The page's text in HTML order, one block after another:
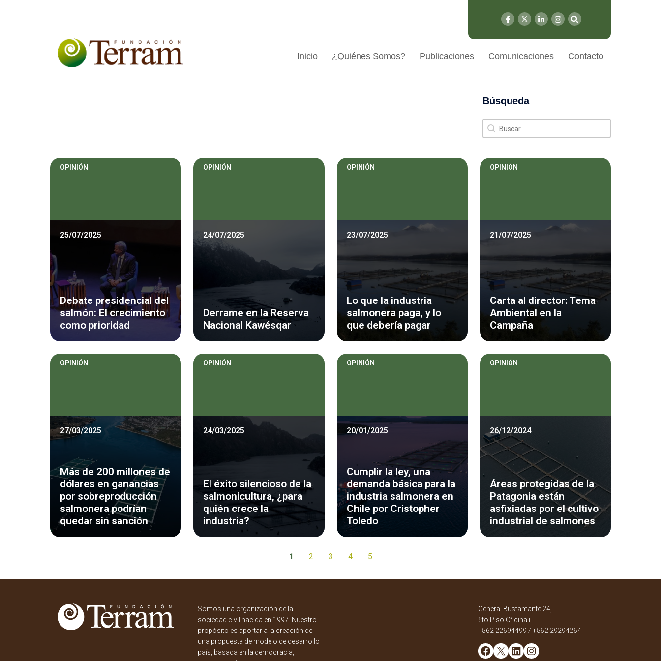
Inicio ¿Quiénes Somos? Publicaciones Comunicaciones Contacto
Búsqueda
Búsqueda
Búsqueda
OPINIÓN
25/07/2025
Debate presidencial del
salmón: El crecimiento
como prioridad
OPINIÓN
24/07/2025
Derrame en la Reserva
Nacional Kawésqar
OPINIÓN
23/07/2025
Lo que la industria
salmonera paga, y lo
que debería pagar
OPINIÓN
21/07/2025
Carta al director: Tema
Ambiental en la
Campaña
OPINIÓN
27/03/2025
Más de 200 millones de
dólares en ganancias
por sobreproducción
salmonera podrían
quedar sin sanción
OPINIÓN
24/03/2025
El éxito silencioso de la
salmonicultura, ¿para
quién crece la
industria?
OPINIÓN
20/01/2025
Cumplir la ley, una
demanda básica para la
industria salmonera en
Chile por Cristopher
Toledo
OPINIÓN
26/12/2024
Áreas protegidas de la
Patagonia están
asfixiadas por el cultivo
industrial de salmones
1 2 3 4 5
Somos una organización de la
sociedad civil nacida en 1997. Nuestro
propósito es aportar a la creación de
una propuesta de modelo de desarrollo
país, basada en la democracia,
General Bustamante 24,
5to Piso Oficina i.
+562 22694499 / +562 29294264